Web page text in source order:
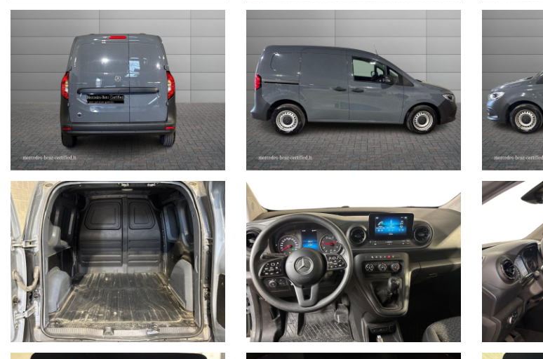
VIA BENTINI, 111
Tel. 051244435
sales@stefauto.it - www.stefauto.it
--------------------------------------------------------------------------
Stefauto S.p.a. declina ogni responsabilità per eventuali non conformità relative ad equipaggiamento, omologazioni
non rappresentano in alcun modo un impegno contrattuale in quanto non ci è possibile intervenire su eventuali